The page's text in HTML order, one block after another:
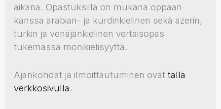
aikana. Opastuksilla on mukana oppaan
kanssa arabian- ja kurdinkielinen sekä azerin,
turkin ja venäjänkielinen vertaisopas
tukemassa monikielisyyttä.
Ajankohdat ja ilmoittautuminen ovattällä
verkkosivulla.